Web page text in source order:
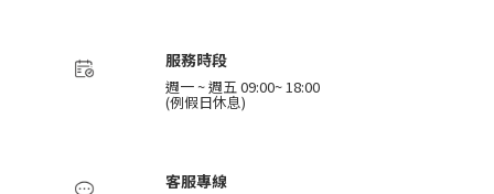
服務時段
週一 ~ 週五 09:00~ 18:00
(例假日休息)
客服專線